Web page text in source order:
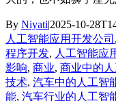
By Niyati|2025-10-
人工智能应用开发公司 ,
程序开发, 人工智能应
影响, 商业, 商业中的
技术, 汽车中的人工智
能, 汽车行业的人工智